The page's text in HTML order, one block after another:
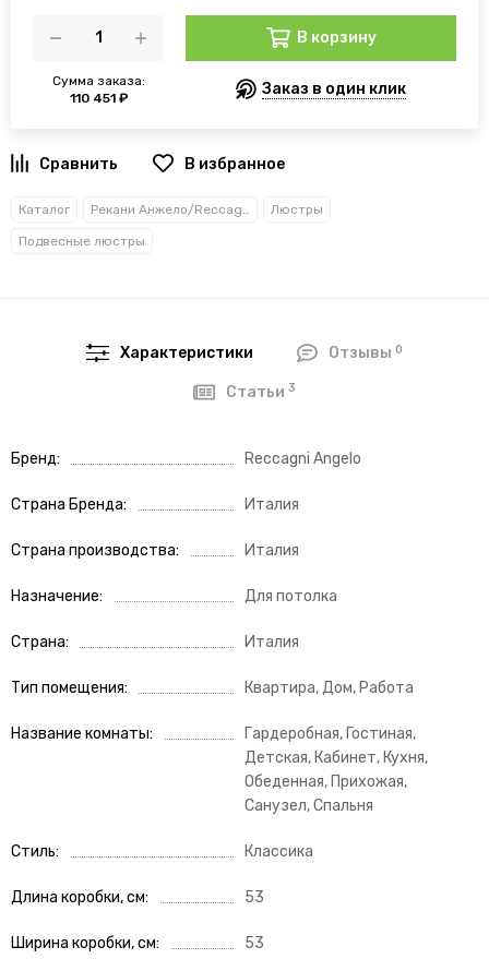
Сумма заказа:
110 451 ₽
В корзину
Заказ в один клик
В избранное
Каталог Рекани Анжело/Reccagni Angelo Люстры
Подвесные люстры
Характеристики Отзывы 0
Статьи3
Бренд Reccagni Angelo
Страна Бренда Италия
Страна производства Италия
Назначение Для потолка
Страна Италия
Тип помещения Квартира, Дом, Работа
Название комнаты
Гардеробная, Гостиная,
Детская, Кабинет, Кухня,
Обеденная, Прихожая,
Санузел, Спальня
Стиль Классика
Длина коробки, см 53
Ширина коробки, см 53